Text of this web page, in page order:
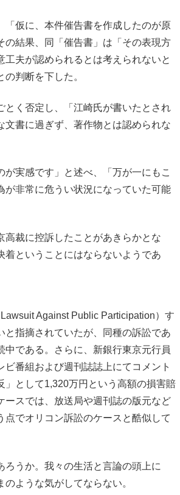
仮に、本件催告書を作成したのが原
結果、同「催告書」は「その表現方
夫が認められるとは考えられないと
判断を下した。
く否定し、「江崎氏が書いたとされ
文書に過ぎず、著作物とは認められな
実感です」と述べ、「万が一にもこ
非常に危うい状況になっていた可能
裁に控訴したことがあきらかとな
着ということにはならないようであ
Against Public Participation）す
指摘されていたが、同種の訴訟であ
中である。さらに、新銀行東京元行員
番組および週刊誌誌上にてコメント
」として1,320万円という高額の損害賠
スでは、放送局や週刊誌の版元など
でオリコン訴訟のケースと酷似して
うか。我々の生活と言論の頭上に
ような気がしてならない。